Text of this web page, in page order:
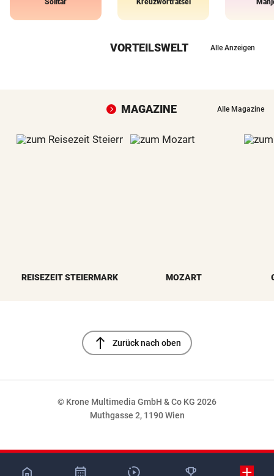
VORTEILSWELT Alle Anzeigen
MAGAZINE Alle Magazine
REISEZEIT STEIERMARK MOZART
north Zurück nach oben
© Krone Multimedia GmbH & Co KG 2026
Muthgasse 2, 1190 Wien
NaN%